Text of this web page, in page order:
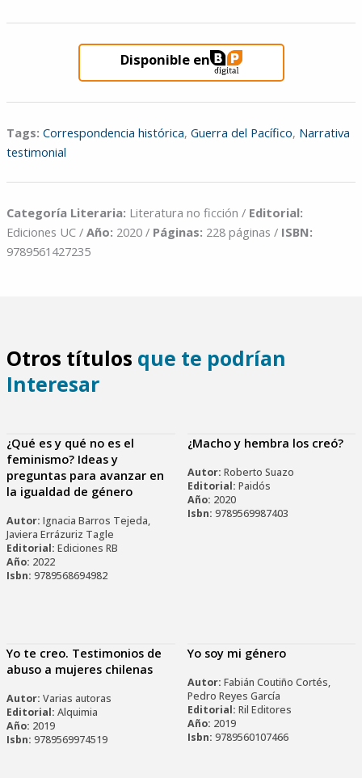
Disponible en
Tags: Correspondencia histórica, Guerra del Pacífico, Narrativa
testimonial
Categoría Literaria: Literatura no ficción / Editorial:
Ediciones UC / Año: 2020 / Páginas: 228 páginas / ISBN:
9789561427235
Otros títulos que te podrían
Interesar
¿Qué es y qué no es el
feminismo? Ideas y
preguntas para avanzar en
la igualdad de género
Autor: Ignacia Barros Tejeda,
Javiera Errázuriz Tagle
Editorial: Ediciones RB
Año: 2022
Isbn: 9789568694982
¿Macho y hembra los creó?
Autor: Roberto Suazo
Editorial: Paidós
Año: 2020
Isbn: 9789569987403
Yo te creo. Testimonios de
abuso a mujeres chilenas
Autor: Varias autoras
Editorial: Alquimia
Año: 2019
Isbn: 9789569974519
Yo soy mi género
Autor: Fabián Coutiño Cortés,
Pedro Reyes García
Editorial: Ril Editores
Año: 2019
Isbn: 9789560107466